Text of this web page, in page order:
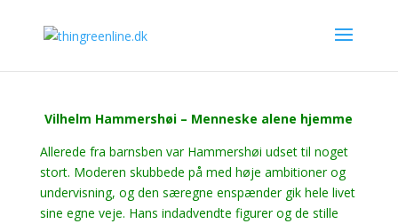
Vilhelm Hammershøi – Menneske alene hjemme
Allerede fra barnsben var Hammershøi udset til noget
stort. Moderen skubbede på med høje ambitioner og
undervisning, og den særegne enspænder gik hele livet
sine egne veje. Hans indadvendte figurer og de stille